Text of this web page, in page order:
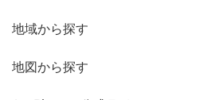
地域から探す
地図から探す